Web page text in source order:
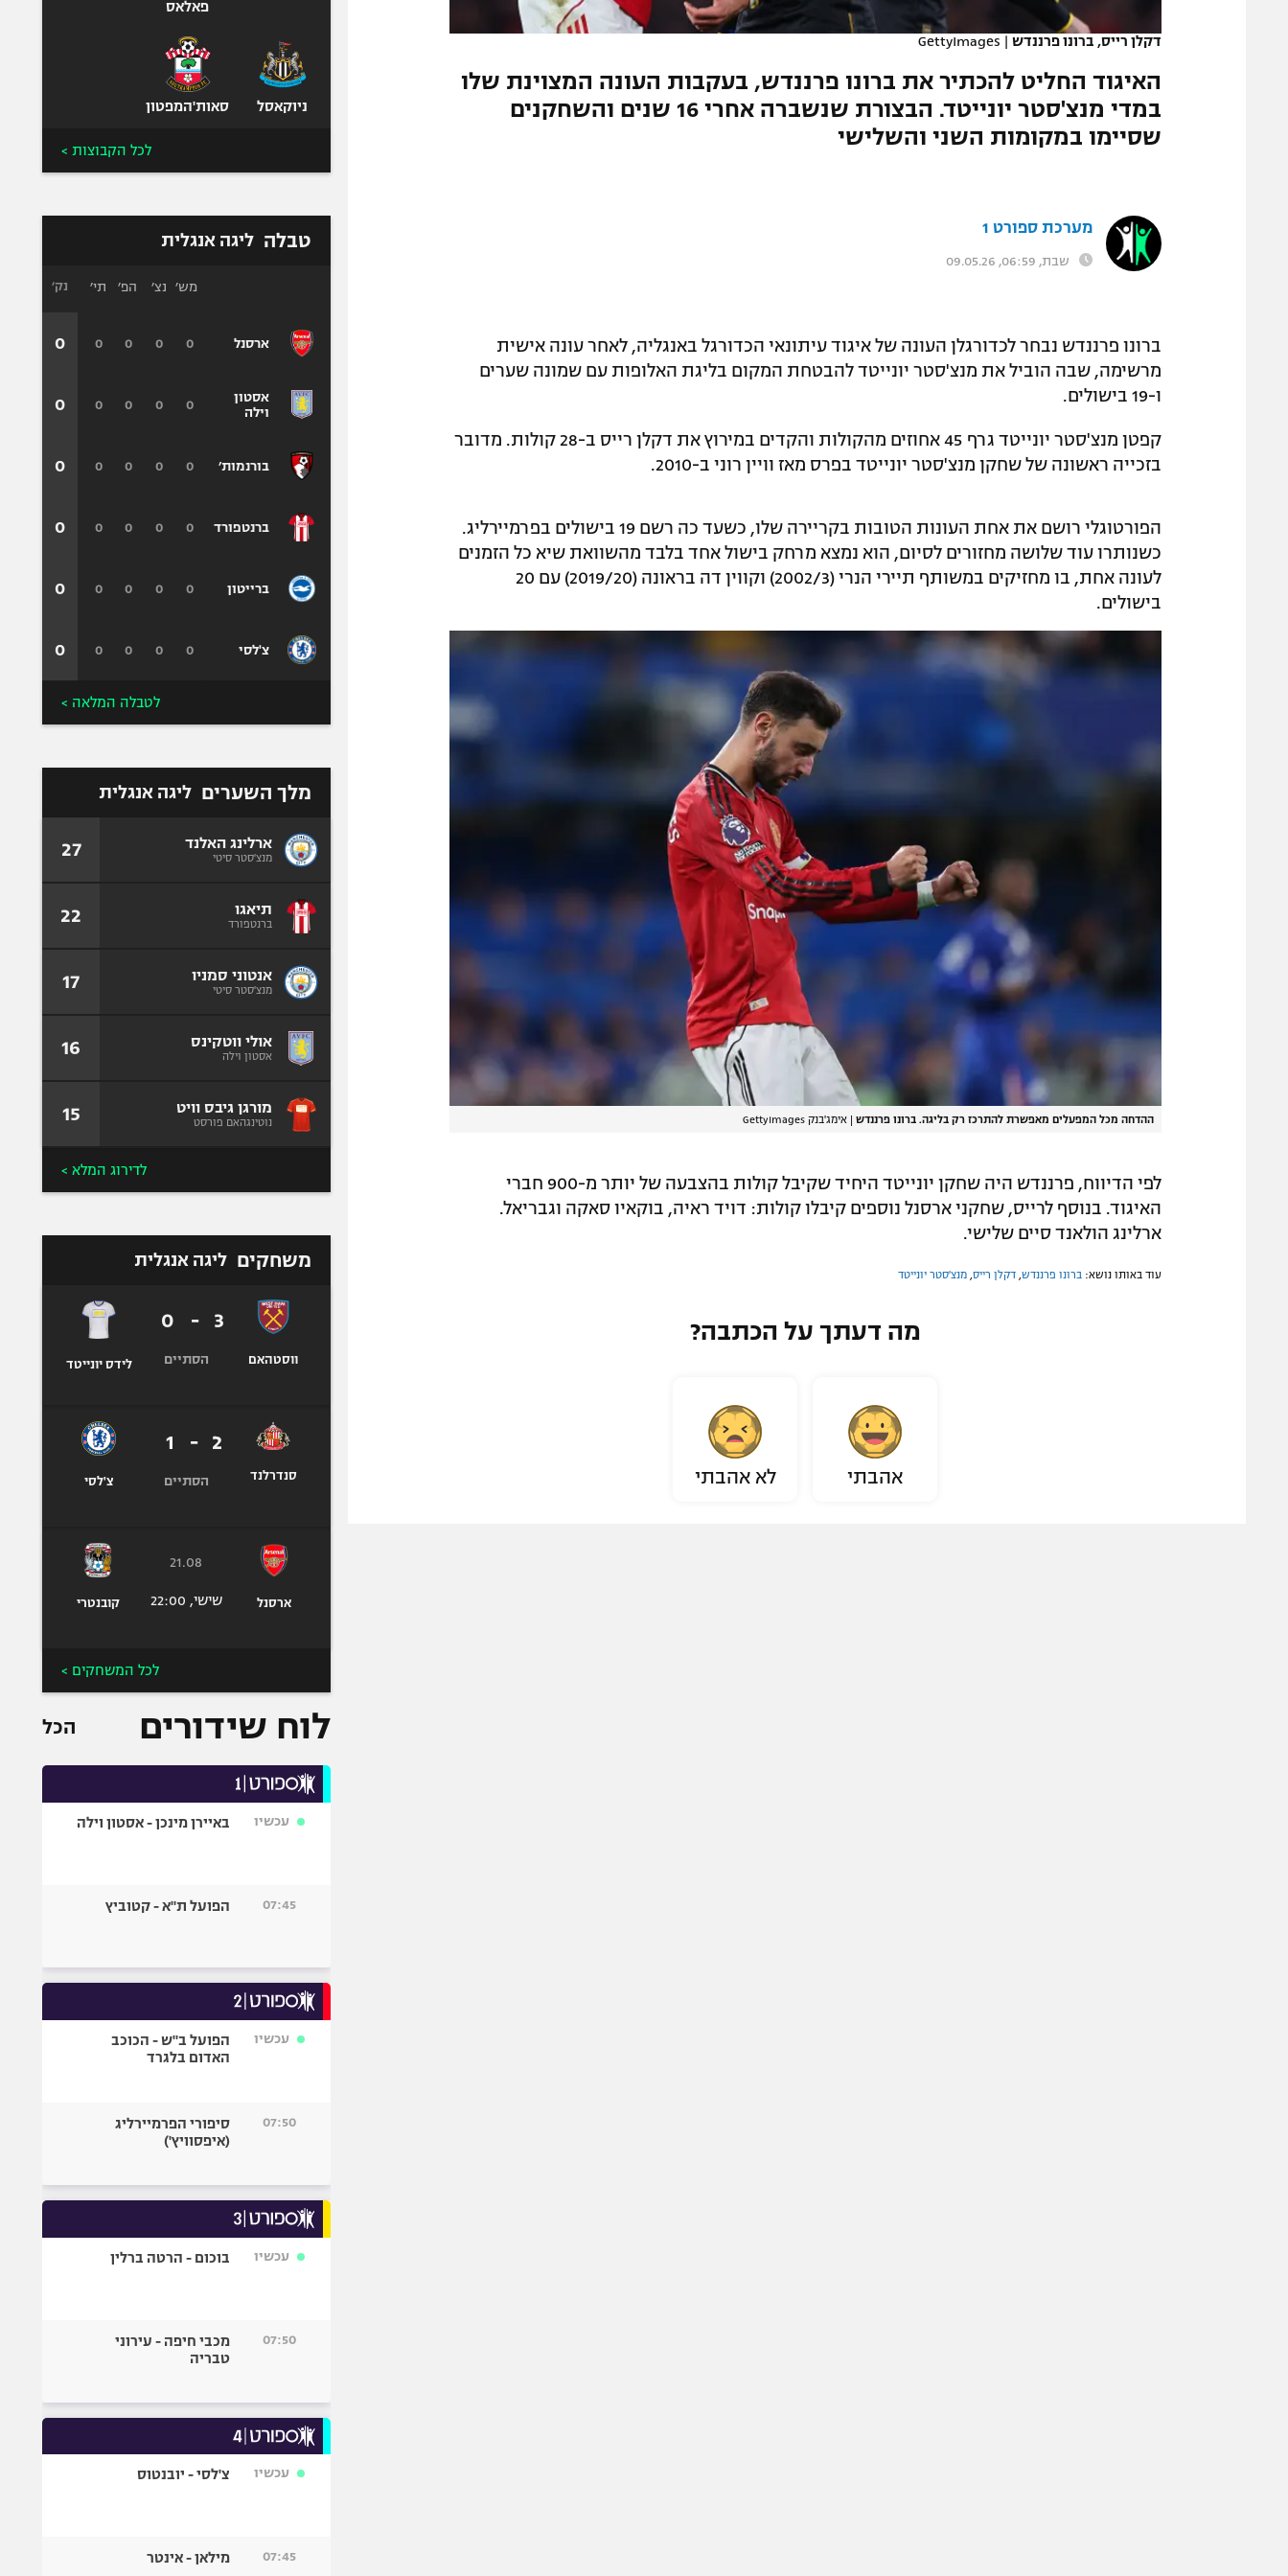
דקלן רייס, ברונו פרננדש |
GettyImages
האיגוד החליט להכתיר את ברונו פרננדש, בעקבות העונה המצוינת שלו
במדי מנצ'סטר יונייטד. הבצורת שנשברה אחרי 16 שנים והשחקנים
שסיימו במקומות השני והשלישי
מערכת ספורט 1
שבת, 06:59, 09.05.26
ברונו פרננדש נבחר לכדורגלן העונה של איגוד עיתונאי הכדורגל באנגליה, לאחר עונה אישית
מרשימה, שבה הוביל את מנצ'סטר יונייטד להבטחת המקום בליגת האלופות עם שמונה שערים
ו-19 בישולים.
קפטן מנצ'סטר יונייטד גרף 45 אחוזים מהקולות והקדים במירוץ את דקלן רייס ב-28 קולות. מדובר
בזכייה ראשונה של שחקן מנצ'סטר יונייטד בפרס מאז וויין רוני ב-2010.
הפורטוגלי רושם את אחת העונות הטובות בקריירה שלו, כשעד כה רשם 19 בישולים בפרמיירליג.
כשנותרו עוד שלושה מחזורים לסיום, הוא נמצא מרחק בישול אחד בלבד מהשוואת שיא כל הזמנים
לעונה אחת, בו מחזיקים במשותף תיירי הנרי (2002/3) וקווין דה בראונה (2019/20) עם 20
בישולים.
ההדחה מכל המפעלים מאפשרת להתרכז רק בליגה. ברונו פרננדש | אימג'בנק GettyImages
לפי הדיווח, פרננדש היה שחקן יונייטד היחיד שקיבל קולות בהצבעה של יותר מ-900 חברי
האיגוד. בנוסף לרייס, שחקני ארסנל נוספים קיבלו קולות: דויד ראיה, בוקאיו סאקה וגבריאל.
ארלינג הולאנד סיים שלישי.
עוד באותו נושא: ברונו פרננדש דקלן רייס מנצ'סטר יונייטד
מה דעתך על הכתבה?
אהבתי לא אהבתי
פאלאס
ניוקאסל סאות'המפטון
לכל הקבוצות >
טבלה ליגה אנגלית
ארסנל
אסטון
וילה
בורנמות׳
ברנטפורד
ברייטון
צ'לסי
מש׳ נצ׳ הפ׳ תי׳
0
0
0
0
0
0
0
0
0
0
0
0
0
0
0
0
0
0
0
0
0
0
0
0
נק׳
0
0
0
0
0
0
לטבלה המלאה >
מלך השערים ליגה אנגלית
ארלינג האלנד
מנצ'סטר סיטי 27
תיאגו
ברנטפורד 22
אנטוני סמניו
מנצ'סטר סיטי 17
אולי ווטקינס
אסטון וילה 16
מורגן גיבס וויט
נוטינגהאם פורסט 15
לדירוג המלא >
משחקים ליגה אנגלית
ווסטהאם
3
-
0
הסתיים לידס יונייטד
סנדרלנד
2
-
1
הסתיים צ'לסי
ארסנל
21.08
שישי, 22:00 קובנטרי
לכל המשחקים >
לוח שידורים הכל
עכשיו באיירן מינכן - אסטון וילה
07:45 הפועל ת"א - קטוביץ
עכשיו
הפועל ב"ש - הכוכב
האדום בלגרד
07:50
סיפורי הפרמיירליג
(איפסוויץ')
עכשיו בוכום - הרטה ברלין
07:50
מכבי חיפה - עירוני
טבריה
עכשיו צ'לסי - יובנטוס
07:45 מילאן - אינטר